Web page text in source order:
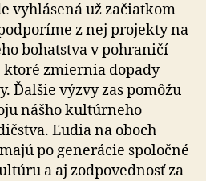
vyhlásená už začiatkom
z nej projekty na
bohatstva v pohraničí
ktoré zmiernia dopady
Ďalšie výzvy zas pomôžu
nášho kultúrneho
Ľudia na oboch
po generácie spoločné
a aj zodpovednosť za